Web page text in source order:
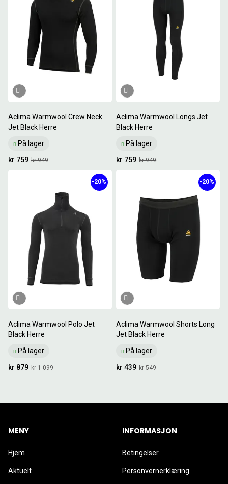
Aclima Warmwool Crew Neck
Jet Black Herre
På lager
kr 949
kr 759
Aclima Warmwool Longs Jet
Black Herre
På lager
kr 949
kr 759
Aclima Warmwool Polo Jet
Black Herre
På lager
-20%
kr 1 099
kr 879
Aclima Warmwool Shorts Long
Jet Black Herre
På lager
-20%
kr 549
kr 439
MENY
Hjem
Aktuelt
INFORMASJON
Betingelser
Personvernerklæring